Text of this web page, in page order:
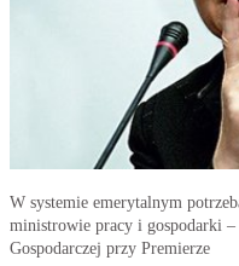
W systemie emerytalnym
ministrowie pracy i gospodarki
Gospodarczej przy Premierze